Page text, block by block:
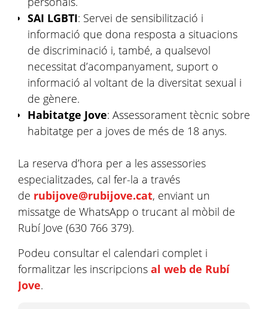
SAI LGBTI: Servei de sensibilització i
informació que dona resposta a situacions
de discriminació i, també, a qualsevol
necessitat d’acompanyament, suport o
informació al voltant de la diversitat sexual i
de gènere.
Habitatge Jove: Assessorament tècnic sobre
habitatge per a joves de més de 18 anys.
La reserva d’hora per a les assessories
especialitzades, cal fer-la a través
de rubijove@rubijove.cat, enviant un
missatge de WhatsApp o trucant al mòbil de
Rubí Jove (630 766 379).
Podeu consultar el calendari complet i
formalitzar les inscripcions al web de Rubí
Jove.